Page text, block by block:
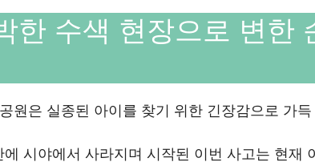
한 수색 현장으로 변한
원은 실종된 아이를 찾기 위한 긴장감으로 가득
시야에서 사라지며 시작된 이번 사고는 현재